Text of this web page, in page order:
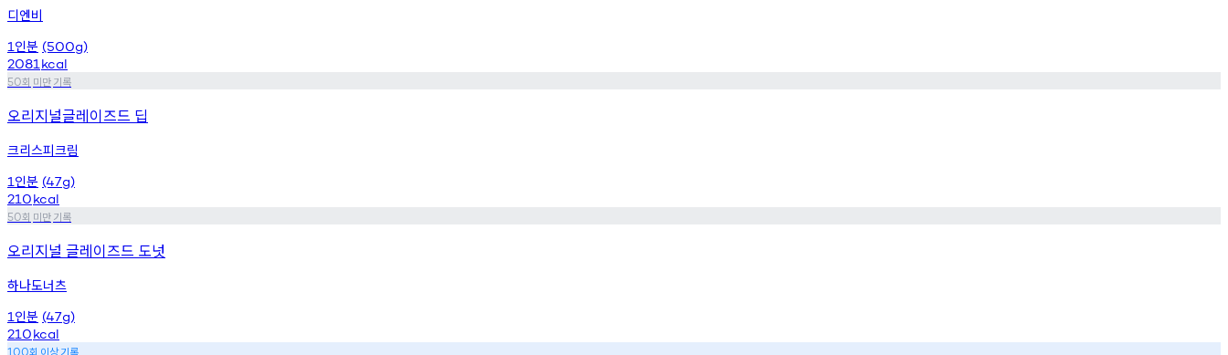
디엔비
1 인분 (500g)
2081 kcal
50회 미만기록
오리지널글레이즈드 딥
크리스피크림
1 인분 (47g)
210kcal
50회 미만기록
오리지널 글레이즈드 도넛
하나도너츠
1 인분 (47g)
210kcal
100회 이상기록